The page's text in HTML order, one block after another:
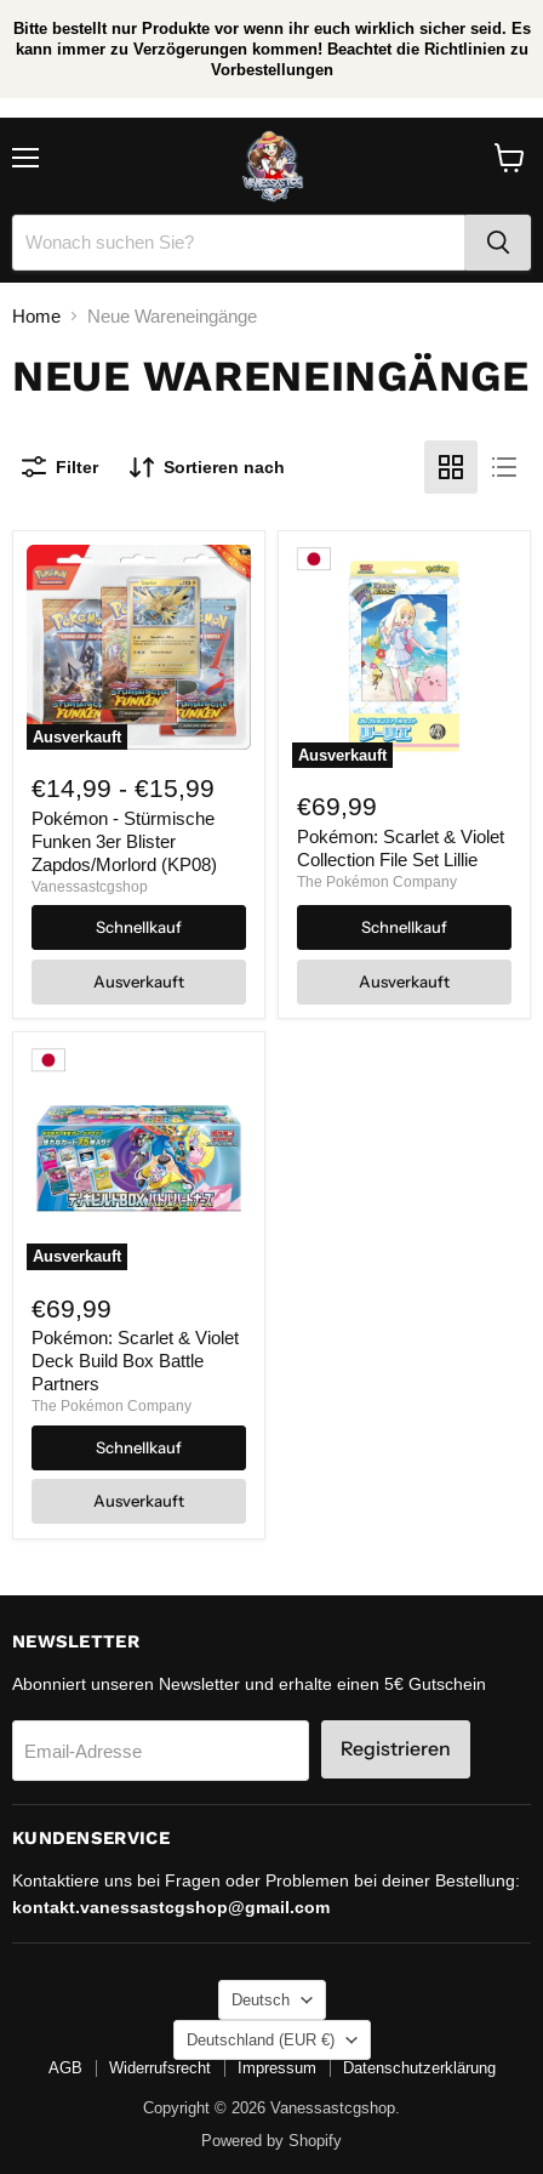
Bitte bestellt nur Produkte vor wenn ihr euch wirklich sicher seid. Es
kann immer zu Verzögerungen kommen! Beachtet die Richtlinien zu
Vorbestellungen
Home Neue Wareneingänge
NEUE WARENEINGÄNGE
Filter Sortieren nach
Ausverkauft
Stürmische
Funken
3er
Blister
Zapdos/Morlord
(KP08)
€14,99 - €15,99
Pokémon - Stürmische
Funken 3er Blister
Zapdos/Morlord (KP08)
Vanessastcgshop
Schnellkauf
Ausverkauft
Ausverkauft
Scarlet
&
Violet
Collection
File
Set
Lillie
€69,99
Pokémon: Scarlet & Violet
Collection File Set Lillie
The Pokémon Company
Schnellkauf
Ausverkauft
Ausverkauft
Scarlet
&
Violet
Deck
Build
Box
Battle
Partners
€69,99
Pokémon: Scarlet & Violet
Deck Build Box Battle
Partners
The Pokémon Company
Schnellkauf
Ausverkauft
NEWSLETTER
Abonniert unseren Newsletter und erhalte einen 5€ Gutschein
Email-Adresse Registrieren
KUNDENSERVICE
Kontaktiere uns bei Fragen oder Problemen bei deiner Bestellung:
kontakt.vanessastcgshop@gmail.com
SPRACHE
Deutsch
LAND
Deutschland
(EUR €)
AGB
Widerrufsrecht Impressum Datenschutzerklärung
Copyright © 2026 Vanessastcgshop.
Powered by Shopify